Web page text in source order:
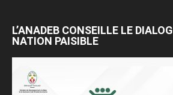
L’ANADEB CONSEILLE LE
NATION PAISIBLE